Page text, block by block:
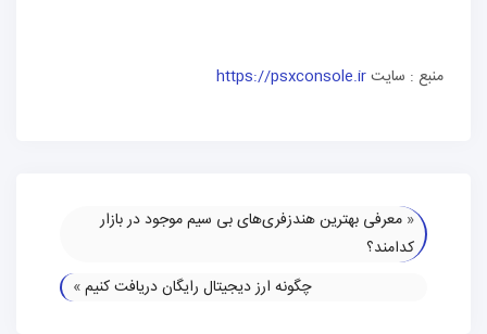
منبع : سایتhttps://psxconsole.ir
« معرفی بهترین هندزفری‌های بی سیم موجود در بازار
کدامند؟
چگونه ارز دیجیتال رایگان دریافت کنیم»